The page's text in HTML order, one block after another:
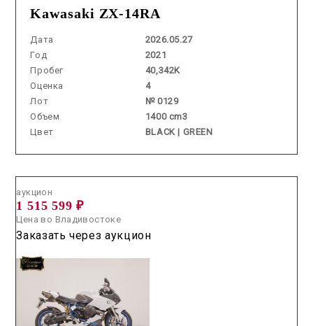
Kawasaki ZX-14RA
Дата
2026.05.27
Год
2021
Пробег
40,342K
Оценка
4
Лот
№ 0129
Объем
1400 cm3
Цвет
BLACK | GREEN
аукцион
1 515 599 ₽
Цена во Владивостоке
Заказать через аукцион